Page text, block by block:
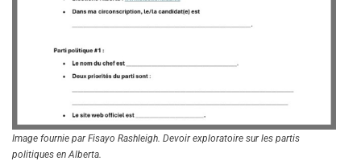
Image fournie par Fisayo Rashleigh. Devoir exploratoire sur les partis
politiques en Alberta.